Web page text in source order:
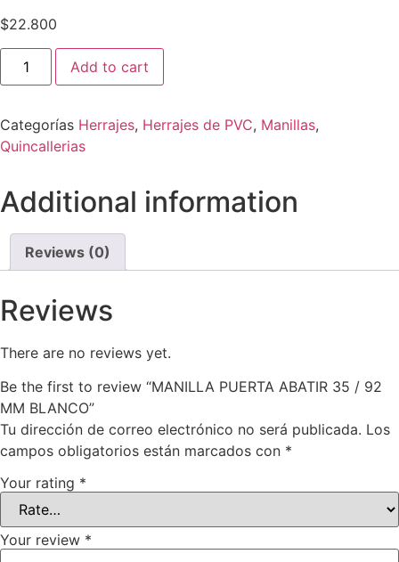
$22.800
Add to cart
Categorías Herrajes, Herrajes de PVC, Manillas,
Quincallerias
Additional information
Reviews (0)
Reviews
There are no reviews yet.
Be the first to review “MANILLA PUERTA ABATIR 35 / 92
MM BLANCO”
Tu dirección de correo electrónico no será publicada. Los
campos obligatorios están marcados con *
Your rating *
Your review *